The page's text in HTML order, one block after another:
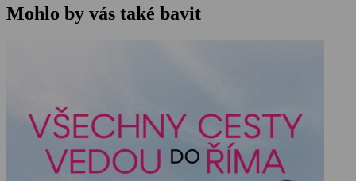
Mohlo by vás také bavit